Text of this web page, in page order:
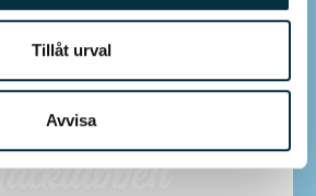
Tillåt urval
Avvisa